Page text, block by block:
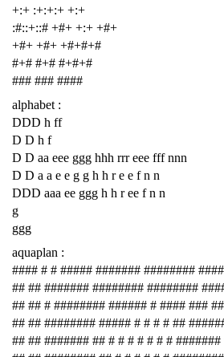
+:+ :+:+:+ +:+
:#::+::# +#+ +:+ +#+
+#+ +#+ +#+#+#
#+# #+# #+#+#
### ### ####
alphabet :
DDD h ff
D D h f
D D aa eee ggg hhh rrr eee fff nnn
D D a a e e g g h h r e e f n n
DDD aaa ee ggg h h r ee f n n
g
ggg
aquaplan :
#### # # ##### ####### ########
## ## ####### ######## ########
## ## # ######## ###### # #### ###
## ## ######## ##### # # # # ##
## ## ####### ## # # # # # # #